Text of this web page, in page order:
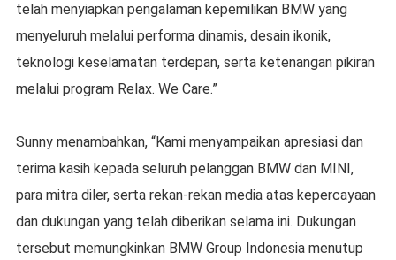
telah menyiapkan pengalaman kepemilikan BMW yang
menyeluruh melalui performa dinamis, desain ikonik,
teknologi keselamatan terdepan, serta ketenangan pikiran
melalui program Relax. We Care.”
Sunny menambahkan, “Kami menyampaikan apresiasi dan
terima kasih kepada seluruh pelanggan BMW dan MINI,
para mitra diler, serta rekan-rekan media atas kepercayaan
dan dukungan yang telah diberikan selama ini. Dukungan
tersebut memungkinkan BMW Group Indonesia menutup